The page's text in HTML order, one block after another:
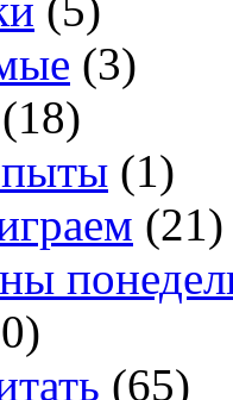
(3)
(18)
(1)
(21)
(65)